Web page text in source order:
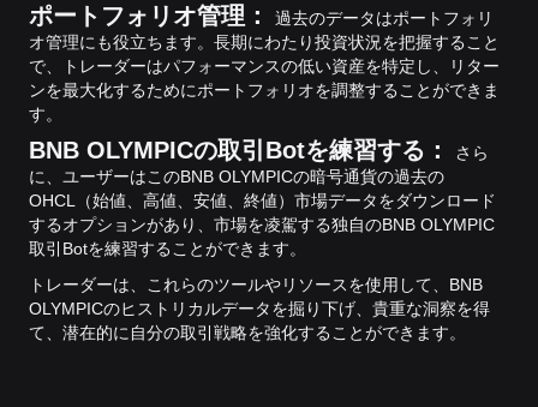
ポートフォリオ管理：
過去のデータはポートフォリ
オ管理にも役立ちます。長期にわたり投資状況を把握すること
で、トレーダーはパフォーマンスの低い資産を特定し、リター
ンを最大化するためにポートフォリオを調整することができま
す。
BNB OLYMPICの取引Botを練習する：
さら
に、ユーザーはこのBNB OLYMPICの暗号通貨の過去の
OHCL（始値、高値、安値、終値）市場データをダウンロード
するオプションがあり、市場を凌駕する独自のBNB OLYMPIC
取引Botを練習することができます。
トレーダーは、これらのツールやリソースを使用して、BNB
OLYMPICのヒストリカルデータを掘り下げ、貴重な洞察を得
て、潜在的に自分の取引戦略を強化することができます。